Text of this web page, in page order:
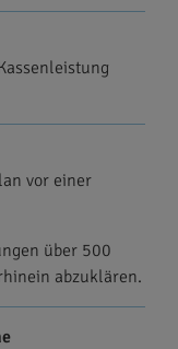
vor einer
über 500
abzuklären.